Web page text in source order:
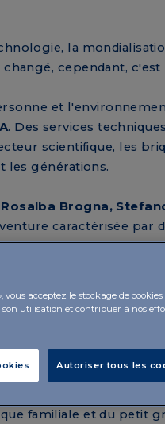
la
cependant,
et
. Des services
scientifique, les
les générations.
Brogna,
caractérisée par
relations fortes,
Pieroni
, aujourd'hui Sr
familiale et du petit
vous acceptez le stockage de
utilisation et contribuer à nos
Autoriser tous les